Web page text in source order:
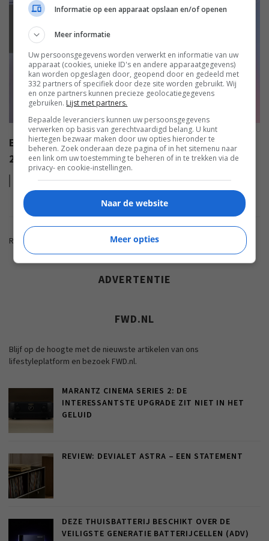
EISA AWARDS: WAT ZIJN DE BESTE PRODUCTEN VAN
2022?
meer
Reacties zijn gesloten.
ADVERTENTIE
FWD.NL
Blijf op de hoogte met de nieuwste artikelen van ons
lifestyleplatform en bezoek FWD.nl.
MARANTZ CINEMA SERIES 2: DE
INTERESSANTSTE UPGRADE ZIT NIET IN HET
GELUID
REVIEW: DEVIALET ASTRA – EEN STATEMENT
DEZE THUISBATTERIJ BESCHIKT OVER DE
VEILIGSTE GENERATIE BATTERIJCELLEN (ADV)
Informatie op een apparaat opslaan en/of openen
Meer informatie
Uw persoonsgegevens worden verwerkt en informatie van uw
apparaat (cookies, unieke ID's en andere apparaatgegevens)
kan worden opgeslagen door, geopend door en gedeeld met
332 partners of specifiek door deze site worden gebruikt. Wij
en onze partners kunnen precieze geolocatiegegevens
gebruiken. Lijst met partners.
Bepaalde leveranciers kunnen uw persoonsgegevens
verwerken op basis van gerechtvaardigd belang. U kunt
hiertegen bezwaar maken door uw opties hieronder te
beheren. Zoek onderaan deze pagina of in het sitemenu naar
een link om uw toestemming te beheren of in te trekken via de
privacy- en cookie-instellingen.
Naar de website
Meer opties